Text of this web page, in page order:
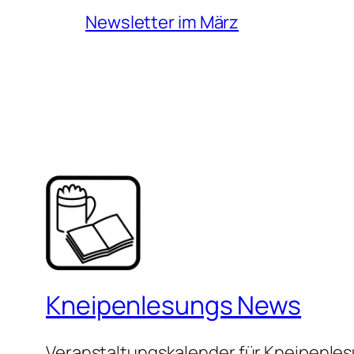
Newsletter im März
Kneipenlesungs News